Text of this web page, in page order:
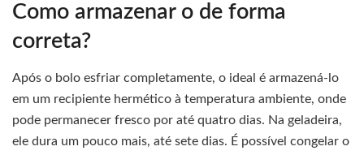
Como armazenar o de forma
correta?
Após o bolo esfriar completamente, o ideal é armazená-lo
em um recipiente hermético à temperatura ambiente, onde
pode permanecer fresco por até quatro dias. Na geladeira,
ele dura um pouco mais, até sete dias. É possível congelar o